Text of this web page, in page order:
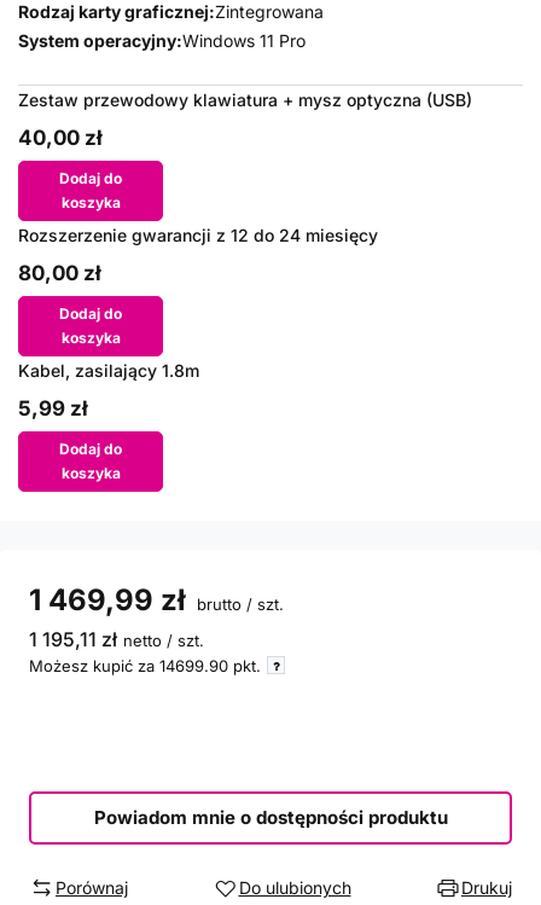
Rodzaj karty graficznej:Zintegrowana
System operacyjny:Windows 11 Pro
Zestaw przewodowy klawiatura + mysz optyczna (USB)
40,00 zł
Dodaj do
koszyka
Rozszerzenie gwarancji z 12 do 24 miesięcy
80,00 zł
Dodaj do
koszyka
Kabel, zasilający 1.8m
5,99 zł
Dodaj do
koszyka
1 469,99 zł brutto / szt.
1 195,11 zł netto / szt.
Możesz kupić za 14699.90 pkt.
Powiadom mnie o dostępności produktu
Porównaj Do ulubionych Drukuj